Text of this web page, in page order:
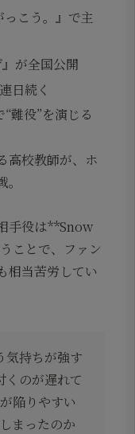
こう。』で主
が全国公開
日続く
難役”を演じる
高校教師が、ホ
手役は**Snow
ことで、ファン
相当苦労してい
気持ちが強す
くのが遅れて
陥りやすい
まったのか